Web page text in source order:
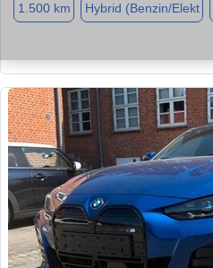
1.500 km Hybrid (Benzin/Elekt